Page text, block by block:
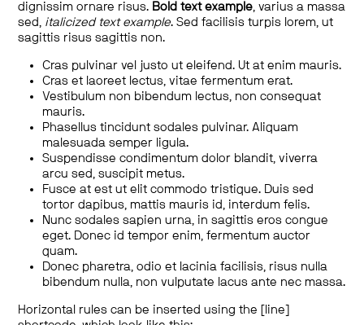
dignissim ornare risus. Bold text example, varius a massa
sed, italicized text example. Sed facilisis turpis lorem, ut
sagittis risus sagittis non.
Cras pulvinar vel justo ut eleifend. Ut at enim mauris.
Cras et laoreet lectus, vitae fermentum erat.
Vestibulum non bibendum lectus, non consequat
mauris.
Phasellus tincidunt sodales pulvinar. Aliquam
malesuada semper ligula.
Suspendisse condimentum dolor blandit, viverra
arcu sed, suscipit metus.
Fusce at est ut elit commodo tristique. Duis sed
tortor dapibus, mattis mauris id, interdum felis.
Nunc sodales sapien urna, in sagittis eros congue
eget. Donec id tempor enim, fermentum auctor
quam.
Donec pharetra, odio et lacinia facilisis, risus nulla
bibendum nulla, non vulputate lacus ante nec massa.
Horizontal rules can be inserted using the [line]